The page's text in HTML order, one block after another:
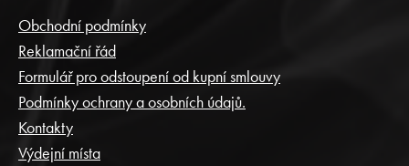
P
A
T
Í
Obchodní podmínky
Reklamační řád
Formulář pro odstoupení od kupní smlouvy
Podmínky ochrany a osobních údajů.
Kontakty
Výdejní místa